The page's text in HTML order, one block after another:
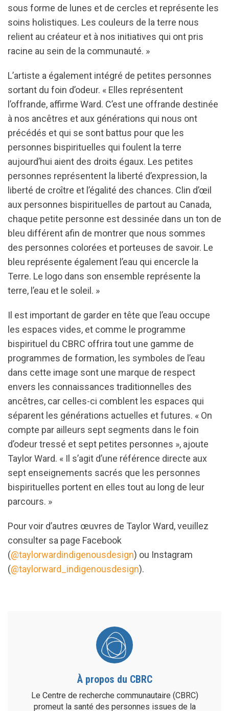
sous forme de lunes et de cercles et représente les
soins holistiques. Les couleurs de la terre nous
relient au créateur et à nos initiatives qui ont pris
racine au sein de la communauté. »
L’artiste a également intégré de petites personnes
sortant du foin d’odeur. « Elles représentent
l’offrande, affirme Ward. C’est une offrande destinée
à nos ancêtres et aux générations qui nous ont
précédés et qui se sont battus pour que les
personnes bispirituelles qui foulent la terre
aujourd’hui aient des droits égaux. Les petites
personnes représentent la liberté d’expression, la
liberté de croître et l’égalité des chances. Clin d’œil
aux personnes bispirituelles de partout au Canada,
chaque petite personne est dessinée dans un ton de
bleu différent afin de montrer que nous sommes
des personnes colorées et porteuses de savoir. Le
bleu représente également l’eau qui encercle la
Terre. Le logo dans son ensemble représente la
terre, l’eau et le soleil. »
Il est important de garder en tête que l’eau occupe
les espaces vides, et comme le programme
bispirituel du CBRC offrira tout une gamme de
programmes de formation, les symboles de l’eau
dans cette image sont une marque de respect
envers les connaissances traditionnelles des
ancêtres, car celles-ci comblent les espaces qui
séparent les générations actuelles et futures. « On
compte par ailleurs sept segments dans le foin
d’odeur tressé et sept petites personnes », ajoute
Taylor Ward. « Il s’agit d’une référence directe aux
sept enseignements sacrés que les personnes
bispirituelles portent en elles tout au long de leur
parcours. »
Pour voir d’autres œuvres de Taylor Ward, veuillez
consulter sa page Facebook
(@taylorwardindigenousdesign) ou Instagram
(@taylorward_indigenousdesign).
À propos du CBRC
Le Centre de recherche communautaire (CBRC)
promeut la santé des personnes issues de la